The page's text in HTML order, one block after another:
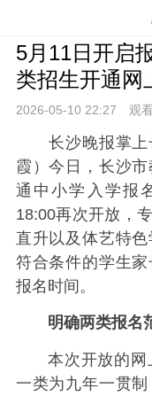
5月11日开启
类招生开通网
2026-05-10 22:27 观
长沙晚报掌上
霞）今日，长沙
通中小学入学报
18:00再次开放，
直升以及体艺特
符合条件的学生
报名时间。
明确两类报名
本次开放的
一类为九年一贯